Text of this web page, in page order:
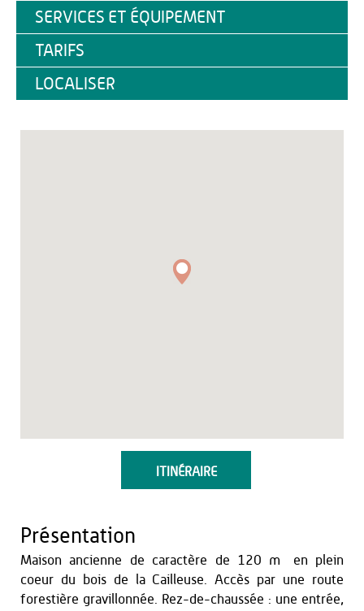
SERVICES ET ÉQUIPEMENT
TARIFS
LOCALISER
ITINÉRAIRE
Présentation
Maison ancienne de caractère de 120 m² en plein
coeur du bois de la Cailleuse. Accès par une route
forestière gravillonnée. Rez-de-chaussée : une entrée,